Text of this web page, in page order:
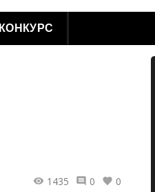
КОНКУРС
1435 0 0